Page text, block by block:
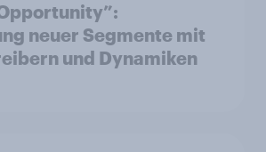
neuer Segmente mit
und Dynamiken